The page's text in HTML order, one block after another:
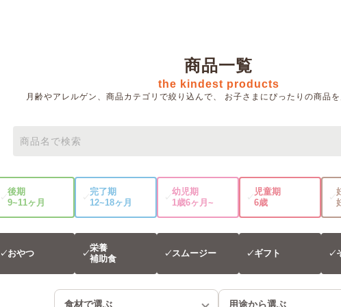
商品一覧
the kindest products
月齢やアレルゲン、商品カテゴリで絞り込んで、 お子さまにぴったりの商品
後期
9~11ヶ月
完了期
12~18ヶ月
幼児期
1歳6ヶ月~
児童期
6歳
✓おやつ ✓
栄養
補助食
✓スムージー ✓ギフト ✓
食材で選ぶ 用途から選ぶ